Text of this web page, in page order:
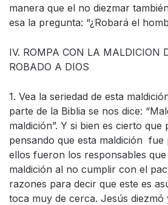
manera que el no diezmar
esa la pregunta: “¿Robará el
IV. ROMPA CON LA MALDICION
ROBADO A DIOS
1. Vea la seriedad de esta
parte de la Biblia se nos dice:
maldición”. Y si bien es cierto que
pensando que esta maldición
ellos fueron los responsables
maldición al no cumplir con el
razones para decir que este es
toca muy de cerca. Jesús